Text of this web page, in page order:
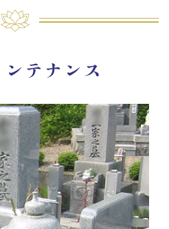
ンテナンス